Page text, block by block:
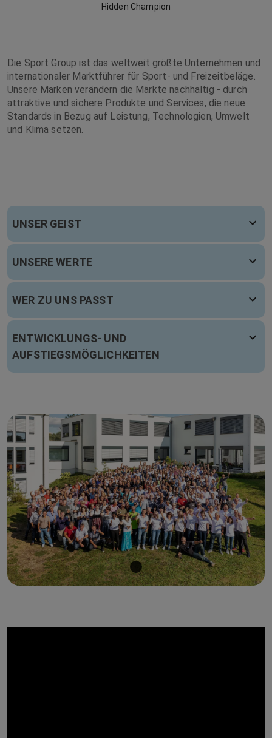
Hidden Champion
Die Sport Group ist das weltweit größte Unternehmen und
internationaler Marktführer für Sport- und Freizeitbeläge.
Unsere Marken verändern die Märkte nachhaltig - durch
attraktive und sichere Produkte und Services, die neue
Standards in Bezug auf Leistung, Technologien, Umwelt
und Klima setzen.
UNSER GEIST
UNSERE WERTE
WER ZU UNS PASST
ENTWICKLUNGS- UND
AUFSTIEGSMÖGLICHKEITEN